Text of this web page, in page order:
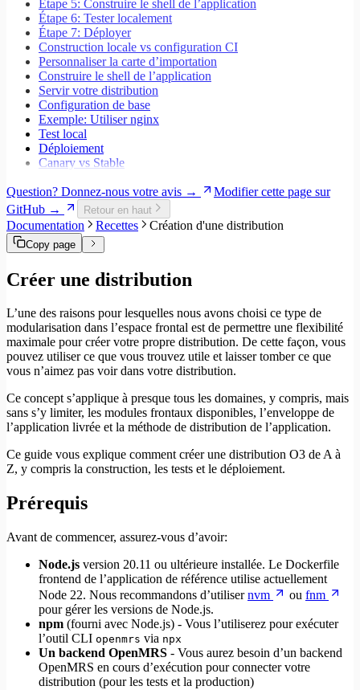
Étape 5: Construire le shell de l’application
Étape 6: Tester localement
Étape 7: Déployer
Construction locale vs configuration CI
Personnaliser la carte d’importation
Construire le shell de l’application
Servir votre distribution
Configuration de base
Exemple: Utiliser nginx
Test local
Déploiement
Canary vs Stable
Question? Donnez-nous votre avis →
Modifier cette page sur
GitHub →
Retour en haut
Documentation Recettes Création d'une distribution
Copy page
Créer une distribution
L’une des raisons pour lesquelles nous avons choisi ce type de
modularisation dans l’espace frontal est de permettre une flexibilité
maximale pour créer votre propre distribution. De cette façon, vous
pouvez utiliser ce que vous trouvez utile et laisser tomber ce que
vous n’aimez pas voir dans votre distribution.
Ce concept s’applique à presque tous les domaines, y compris, mais
sans s’y limiter, les modules frontaux disponibles, l’enveloppe de
l’application livrée et la méthode de distribution de l’application.
Ce guide vous explique comment créer une distribution O3 de A à
Z, y compris la construction, les tests et le déploiement.
Prérequis
Avant de commencer, assurez-vous d’avoir:
Node.js version 20.11 ou ultérieure installée. Le Dockerfile
frontend de l’application de référence utilise actuellement
Node 22. Nous recommandons d’utilisernvm ou fnm
pour gérer les versions de Node.js.
npm (fourni avec Node.js) - Vous l’utiliserez pour exécuter
l’outil CLI openmrs via npx
Un backend OpenMRS - Vous aurez besoin d’un backend
OpenMRS en cours d’exécution pour connecter votre
distribution (pour les tests et la production)